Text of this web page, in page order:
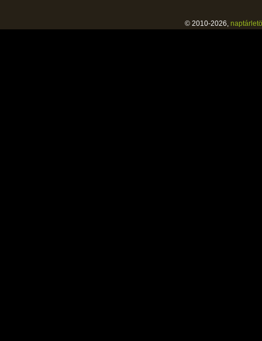
© 2010-2026,